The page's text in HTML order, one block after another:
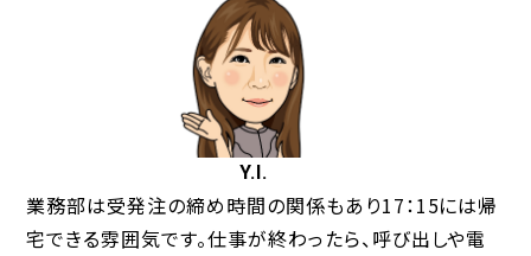
Y.I.
業務部は受発注の締め時間の関係もあり17：15には帰
宅できる雰囲気です。仕事が終わったら、呼び出しや電